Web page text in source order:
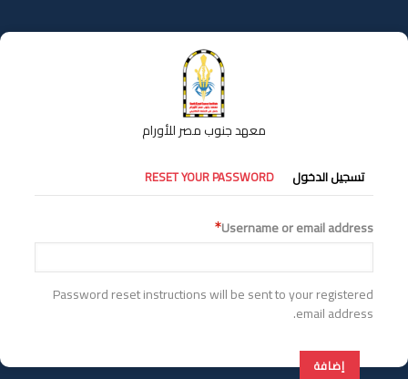
إلى
المحتوى
معهد جنوب مصر للأورام
التبويبات
الأساسية
تسجيل الدخول RESET YOUR PASSWORD
Username or email address
Password reset instructions will be sent to your registered
email address.